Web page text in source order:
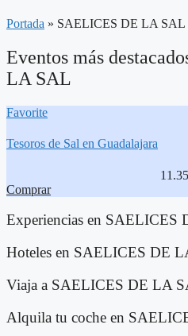
Portada » SAELICES DE LA SAL
Eventos más
LA SAL
Favorite
Tesoros de Sal en Guadalajara
Comprar
Experiencias en SAELICES
Hoteles en SAELICES DE
Viaja a SAELICES DE LA
Alquila tu coche en